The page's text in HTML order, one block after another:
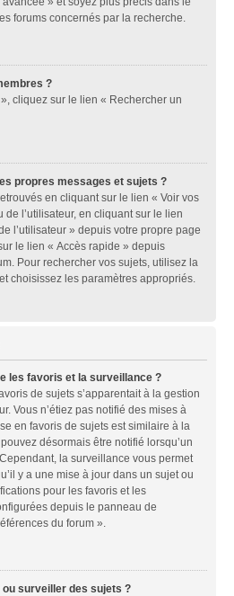
forums concernés par la recherche.
?
cliquez sur le lien « Rechercher un
propres messages et sujets ?
en cliquant sur le lien « Voir vos
l’utilisateur, en cliquant sur le lien
l’utilisateur » depuis votre propre page
le lien « Accès rapide » depuis
Pour rechercher vos sujets, utilisez la
choisissez les paramètres appropriés.
les favoris et la surveillance ?
de sujets s’apparentait à la gestion
Vous n’étiez pas notifié des mises à
en favoris de sujets est similaire à la
désormais être notifié lorsqu’un
la surveillance vous permet
y a une mise à jour dans un sujet ou
pour les favoris et les
depuis le panneau de
du forum ».
surveiller des sujets ?